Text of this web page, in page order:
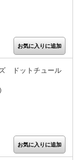
ドットチュール